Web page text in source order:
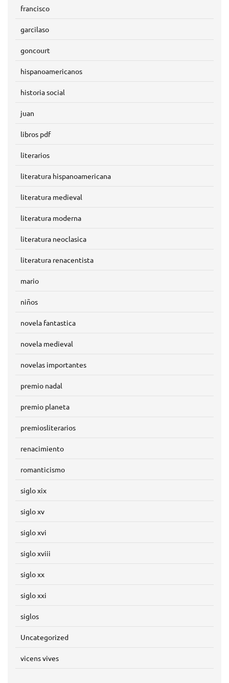
francisco
garcilaso
goncourt
hispanoamericanos
historia social
juan
libros pdf
literarios
literatura hispanoamericana
literatura medieval
literatura moderna
literatura neoclasica
literatura renacentista
mario
niños
novela fantastica
novela medieval
novelas importantes
premio nadal
premio planeta
premiosliterarios
renacimiento
romanticismo
siglo xix
siglo xv
siglo xvi
siglo xviii
siglo xx
siglo xxi
siglos
Uncategorized
vicens vives